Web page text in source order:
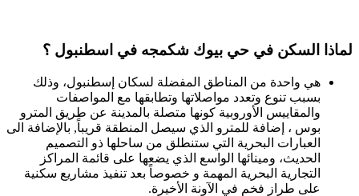
لماذا السكن في حي بيوك شكمجه في اسطنبول ؟
هي واحدة من المناطق المفضلة لسكان إسطنبول، وذلك
بسبب تنوع وتعدد مواصلاتها وتطابقها مع المواصفات
والمقاييس الأوروبية كونها متصلة بالمدينة عن طريق المترو
بوس ، إضافة للمترو الذي سيصل المنطقة قريباً, بالإضافة الى
العبارات البحرية التي ستنطلق من ساحلها ذو التصميم
الحديث، ومينائها الواسع الذي يضعها على قائمة المراكز
التجارية البحرية المهمة و خصوصاً بعد تنفيذ مشاريع سكنية
على طراز فخم في الآونة الأخيرة.